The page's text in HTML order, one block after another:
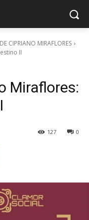
CIPRIANO MIRAFLORES
II
Miraflores:
0
127